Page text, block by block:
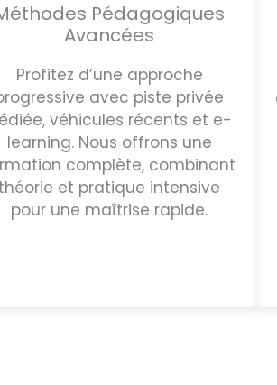
Pédagogiques
Avancées
Profitez d’une approche
avec piste privée
véhicules récents et e-
learning. Nous offrons une
complète, combinant
théorie et pratique intensive
pour une maîtrise rapide.